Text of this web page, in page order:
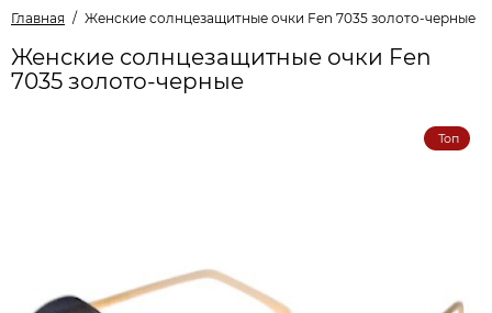
Главная Женские солнцезащитные очки Fen 7035 золото-черные
Женские солнцезащитные очки Fen
7035 золото-черные
Топ